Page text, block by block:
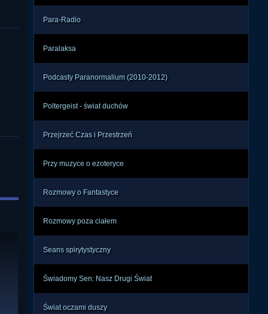
w
i
Para-Radio
Paralaksa
Podcasty Paranormalium (2010-2012)
Poltergeist - świat duchów
Przejrzeć Czas i Przestrzeń
Przy muzyce o ezoteryce
Rozmowy o Fantastyce
Rozmowy poza ciałem
Seans spirytystyczny
Świadomy Sen: Nasz Drugi Świat
Świat oczami duszy